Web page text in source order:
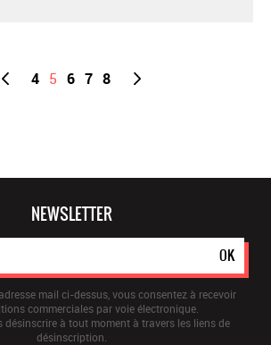
4 5 6 7 8
NEWSLETTER
OK
mail ci-dessus, vous consentez à recevoir
commerciales par voie électronique.
désinscrire à tout moment à travers les liens de
désinscription.